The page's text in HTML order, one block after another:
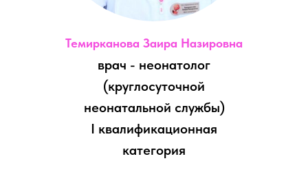
Темирканова Заира Назировна
врач - неонатолог
(круглосуточной
неонатальной службы)
I квалификационная
категория